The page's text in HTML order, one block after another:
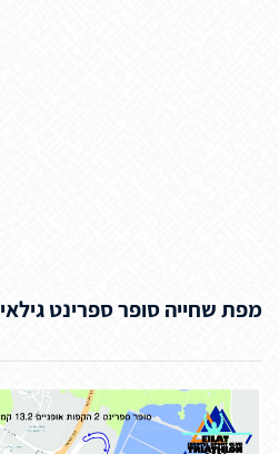
מפת שחייה סופר ספרינט גילאי 14-15